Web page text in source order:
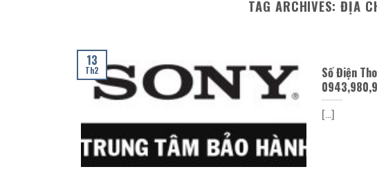
TAG ARCHIVES: ĐỊA
Số Điện
[...]
13
Th2